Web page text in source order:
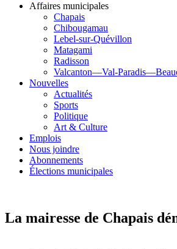
Affaires municipales
Chapais
Chibougamau
Lebel-sur-Quévillon
Matagami
Radisson
Valcanton—Val-
Nouvelles
Actualités
Sports
Politique
Art & Culture
Emplois
Nous joindre
Abonnements
Élections municipales
La mairesse de Chapais